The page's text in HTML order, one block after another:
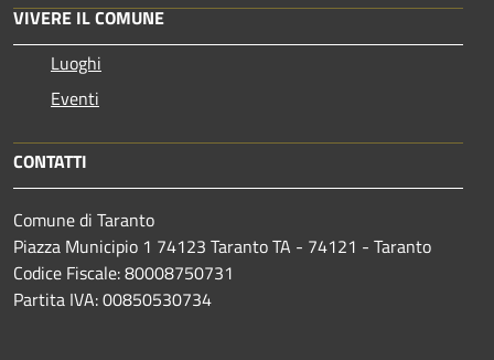
VIVERE IL COMUNE
Luoghi
Eventi
CONTATTI
Comune di Taranto
Piazza Municipio 1 74123 Taranto TA - 74121 - Taranto
Codice Fiscale: 80008750731
Partita IVA: 00850530734